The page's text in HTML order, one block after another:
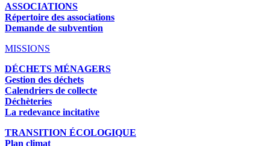
ASSOCIATIONS
Répertoire des associations
Demande de subvention
MISSIONS
DÉCHETS MÉNAGERS
Gestion des déchets
Calendriers de collecte
Déchèteries
La redevance incitative
TRANSITION ÉCOLOGIQUE
Plan climat